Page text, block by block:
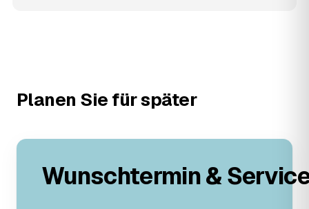
Planen Sie für später
Wunschtermin &